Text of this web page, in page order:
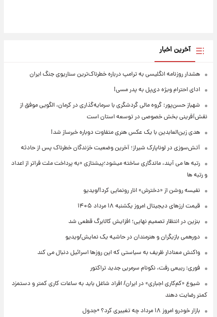
آخرین اخبار
هشدار روزنامه انگلیسی به ترامپ درباره خطرناک‌ترین سناریوی جنگ ایران
ادای احترام ویژه دی‌پل به پدر مسی!
شهباز حسن‌پور: گروه مالی گردشگری با سرمایه‌گذاری در کرمان، الگویی موفق از
نقش‌آفرینی بخش خصوصی در توسعه استان است
هدی زین‌العابدین با یک عکس هنری متفاوت دوباره خبرساز شد!
آتش‌سوزی در لوناپارک شیراز؛ آخرین وضعیت خزندگان خطرناک پس از حادثه
رتبه ها می آیند، ماندگاری ساخته میشود؛پیشتازی «به پرداخت ملت فراتر از اعداد
و رتبه ها
نفیسه روشن از «دخترش» انار رونمایی کرد!/ویدیو
قیمت ارزهای دیجیتال امروز یکشنبه ۱۸ مرداد ۱۴۰۵
بنزین در انتظار تصمیم نهایی؛ افزایش کالابرگ قطعی شد
دورهمی بازیگران و هنرمندان در حاشیه یک نمایش/ویدیو
واکنش معنادار ظریف به سیاستی که این روزها اسرائیل دنبال می کند
فوری: ربیعی رفت، نکونام سرمربی جدید تراکتور
شیوع «کم‌کاری اجباری» در ایران/ افراد شاغل باید به ساعات کاری کمتر و دستمزد
کمتر رضایت دهند
بازار خودرو امروز ۱۸ مرداد چه تغییری کرد؟ +جدول